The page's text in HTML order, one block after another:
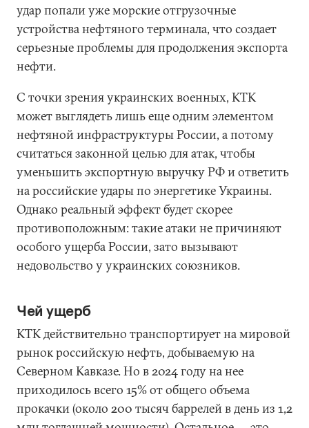
удар попали уже морские отгрузочные
устройства нефтяного терминала, что создает
серьезные проблемы для продолжения экспорта
нефти.
С точки зрения украинских военных, КТК
может выглядеть лишь еще одним элементом
нефтяной инфраструктуры России, а потому
считаться законной целью для атак, чтобы
уменьшить экспортную выручку РФ и ответить
на российские удары по энергетике Украины.
Однако реальный эффект будет скорее
противоположным: такие атаки не причиняют
особого ущерба России, зато вызывают
недовольство у украинских союзников.
Чей ущерб
КТК действительно транспортирует на мировой
рынок российскую нефть, добываемую на
Северном Кавказе. Но в 2024 году на нее
приходилось всего 15% от общего объема
прокачки (около 200 тысяч баррелей в день из 1,2